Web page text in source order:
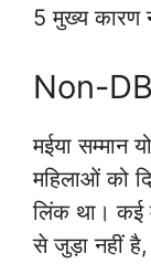
5 मुख्य कारण
Non-
मईया सम्मान
महिलाओं को
लिंक था। कई
से जुड़ा नहीं